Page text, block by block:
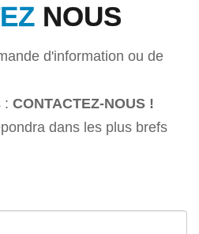
NOUS
d'information ou de
: CONTACTEZ-NOUS !
dans les plus brefs